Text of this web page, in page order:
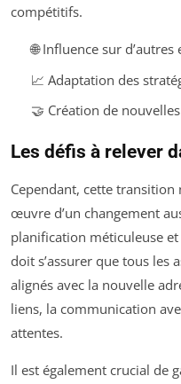
compétitifs.
🌐 Influence sur
📈 Adaptation des
🤝 Création de
Les défis à relever
Cependant, cette transition
œuvre d’un changement
planification méticuleuse
doit s’assurer que tous les
alignés avec la nouvelle
liens, la communication
attentes.
Il est également crucial de